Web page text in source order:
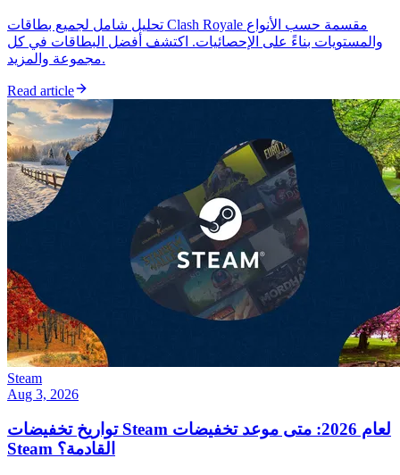
تحليل شامل لجميع بطاقات Clash Royale مقسمة حسب الأنواع
والمستويات بناءً على الإحصائيات. اكتشف أفضل البطاقات في كل
مجموعة والمزيد.
Read article
Steam
Aug 3, 2026
تواريخ تخفيضات Steam لعام 2026: متى موعد تخفيضات
Steam القادمة؟